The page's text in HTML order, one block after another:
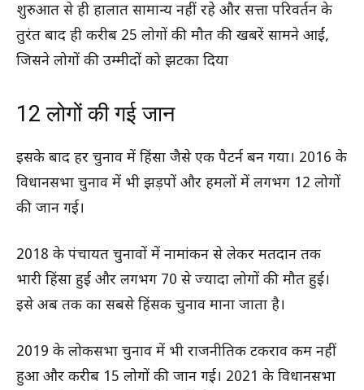
शुरुआत से ही हालात सामान्य नहीं रहे और सत्ता परिवर्तन के
तुरंत बाद ही करीब 25 लोगों की मौत की खबरें सामने आईं,
जिसने लोगों की उम्मीदों को झटका दिया
12 लोगों की गई जान
इसके बाद हर चुनाव में हिंसा जैसे एक पैटर्न बन गया। 2016 के
विधानसभा चुनाव में भी झड़पों और हमलों में लगभग 12 लोगों
की जान गई।
2018 के पंचायत चुनावों में नामांकन से लेकर मतदान तक
भारी हिंसा हुई और लगभग 70 से ज्यादा लोगों की मौत हुई।
इसे अब तक का सबसे हिंसक चुनाव माना जाता है।
2019 के लोकसभा चुनाव में भी राजनीतिक टकराव कम नहीं
हुआ और करीब 15 लोगों की जान गई। 2021 के विधानसभा